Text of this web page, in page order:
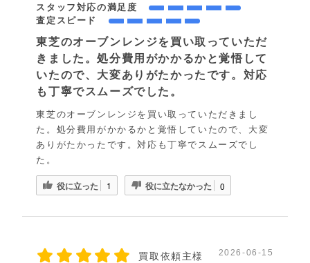
スタッフ対応の満足度
査定スピード
東芝のオーブンレンジを買い取っていただ
きました。処分費用がかかるかと覚悟して
いたので、大変ありがたかったです。対応
も丁寧でスムーズでした。
東芝のオーブンレンジを買い取っていただきまし
た。処分費用がかかるかと覚悟していたので、大変
ありがたかったです。対応も丁寧でスムーズでし
た。
役に立った 1 役に立たなかった 0
買取依頼主様 2026-06-15